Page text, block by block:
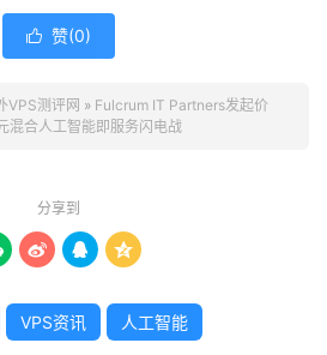
 赞(0)
VPS测评网 » Fulcrum IT Partners发起价
混合人工智能即服务闪电战
分享到
  
VPS资讯 人工智能